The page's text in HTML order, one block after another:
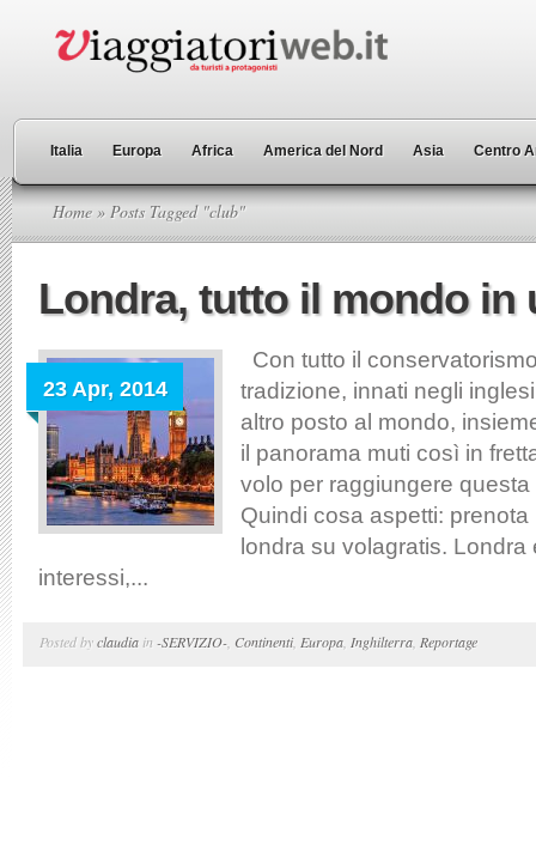
Italia Europa Africa America del Nord Asia Centro
Home » Posts Tagged "club"
Londra, tutto il mondo in
23 Apr, 2014
Con tutto il
tradizione, innati negli
altro posto al mondo,
il panorama muti così in
volo per raggiungere questa
Quindi cosa aspetti: prenota
londra su volagratis. Londra
interessi,...
Posted byclaudia in -SERVIZIO- Continenti, Europa Inghilterra Reportage